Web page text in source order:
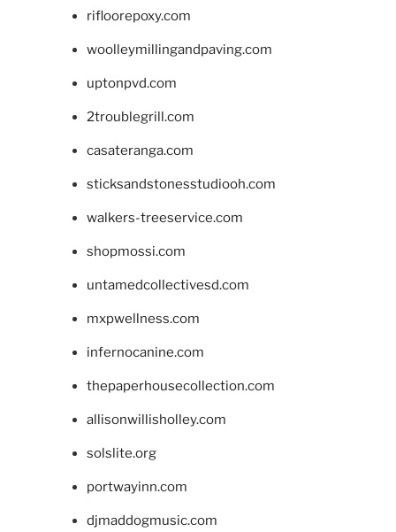
rifloorepoxy.com
woolleymillingandpaving.com
uptonpvd.com
2troublegrill.com
casateranga.com
sticksandstonesstudiooh.com
walkers-treeservice.com
shopmossi.com
untamedcollectivesd.com
mxpwellness.com
infernocanine.com
thepaperhousecollection.com
allisonwillisholley.com
solslite.org
portwayinn.com
djmaddogmusic.com